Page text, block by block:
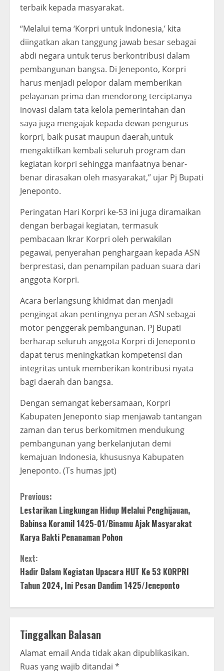
terbaik kepada masyarakat.
“Melalui tema ‘Korpri untuk Indonesia,’ kita
diingatkan akan tanggung jawab besar sebagai
abdi negara untuk terus berkontribusi dalam
pembangunan bangsa. Di Jeneponto, Korpri
harus menjadi pelopor dalam memberikan
pelayanan prima dan mendorong terciptanya
inovasi dalam tata kelola pemerintahan dan
saya juga mengajak kepada dewan pengurus
korpri, baik pusat maupun daerah,untuk
mengaktifkan kembali seluruh program dan
kegiatan korpri sehingga manfaatnya benar-
benar dirasakan oleh masyarakat,” ujar Pj Bupati
Jeneponto.
Peringatan Hari Korpri ke-53 ini juga diramaikan
dengan berbagai kegiatan, termasuk
pembacaan Ikrar Korpri oleh perwakilan
pegawai, penyerahan penghargaan kepada ASN
berprestasi, dan penampilan paduan suara dari
anggota Korpri.
Acara berlangsung khidmat dan menjadi
pengingat akan pentingnya peran ASN sebagai
motor penggerak pembangunan. Pj Bupati
berharap seluruh anggota Korpri di Jeneponto
dapat terus meningkatkan kompetensi dan
integritas untuk memberikan kontribusi nyata
bagi daerah dan bangsa.
Dengan semangat kebersamaan, Korpri
Kabupaten Jeneponto siap menjawab tantangan
zaman dan terus berkomitmen mendukung
pembangunan yang berkelanjutan demi
kemajuan Indonesia, khususnya Kabupaten
Jeneponto. (Ts humas jpt)
C
o
n
t
i
n
u
e
Previous:
Lestarikan Lingkungan Hidup Melalui Penghijauan,
Babinsa Koramil 1425-01/Binamu Ajak Masyarakat
Karya Bakti Penanaman Pohon
Next:
Hadir Dalam Kegiatan Upacara HUT Ke 53 KORPRI
Tahun 2024, Ini Pesan Dandim 1425/Jeneponto
Tinggalkan Balasan
Alamat email Anda tidak akan dipublikasikan.
Ruas yang wajib ditandai *